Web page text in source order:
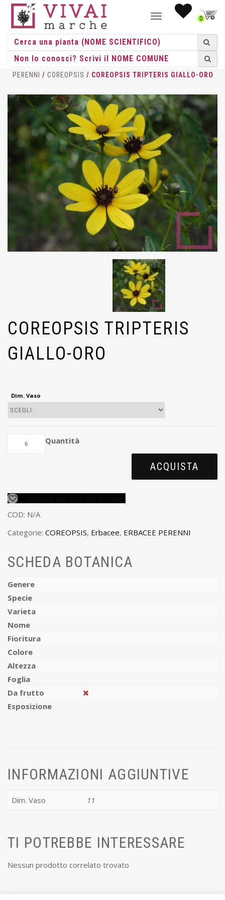
NAVIGAZIONE0
HOME/ ERBACEE ERBACEE
PERENNI / COREOPSIS / COREOPSIS TRIPTERIS GIALLO-ORO
COREOPSIS TRIPTERIS
GIALLO-ORO
Dim. Vaso
Quantità
ACQUISTA
COD: N/A
Categorie: COREOPSIS, Erbacee, ERBACEE PERENNI
SCHEDA BOTANICA
Genere
Specie
Varieta
Nome
Fioritura
Colore
Altezza
Foglia
Da frutto
Esposizione
INFORMAZIONI AGGIUNTIVE
Dim. Vaso 11
TI POTREBBE INTERESSARE
Nessun prodotto correlato trovato